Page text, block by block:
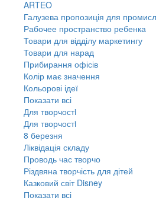
ARTEO
Галузева пропозиція для
Рабочее пространство ребенка
Товари для відділу маркетингу
Товари для нарад
Прибирання офісів
Колір має значення
Кольорові ідеї
Показати всі
Для творчостi
Для творчостi
8 березня
Ліквідація складу
Проводь час творчо
Різдвяна творчість для дітей
Казковий світ Disney
Показати всі